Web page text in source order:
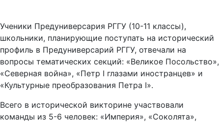
Ученики Предуниверсария РГГУ (10-11 классы),
школьники, планирующие поступать на исторический
профиль в Предуниверсарий РГГУ, отвечали на
вопросы тематических секций: «Великое Посольство»,
«Северная война», «Петр I глазами иностранцев» и
«Культурные преобразования Петра I».
Всего в исторической викторине участвовали
команды из 5-6 человек: «Империя», «Соколята»,